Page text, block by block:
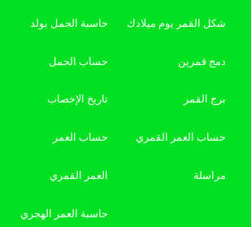
شكل القمر يوم ميلادك
دمج قمرين
برج القمر
حساب العمر القمري
مراسلة
حاسبة الحمل بولد
حساب الحمل
تاريخ الإخصاب
حساب العمر
العمر القمري
حاسبة العمر الهجري